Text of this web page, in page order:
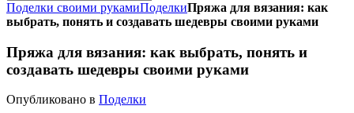
Поделки своими рукамиПоделкиПряжа для вязания: как
выбрать, понять и создавать шедевры своими руками
Пряжа для вязания: как выбрать, понять и
создавать шедевры своими руками
Опубликовано в Поделки